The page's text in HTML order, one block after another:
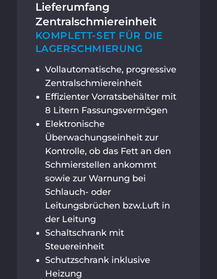
Lieferumfang
Zentralschmiereinheit
KOMPLETT-SET FÜR DIE
LAGERSCHMIERUNG
Vollautomatische, progressive
Zentralschmiereinheit
Effizienter Vorratsbehälter mit
8 Litern Fassungsvermögen
Elektronische
Überwachungseinheit zur
Kontrolle, ob das Fett an den
Schmierstellen ankommt
sowie zur Warnung bei
Schlauch- oder
Leitungsbrüchen bzw.Luft in
der Leitung
Schaltschrank mit
Steuereinheit
Schutzschrank inklusive
Heizung